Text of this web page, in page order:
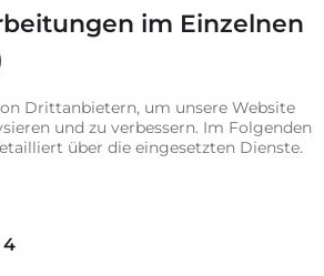
im Einzelnen
Drittanbietern, um unsere Website
und zu verbessern. Im Folgenden
über die eingesetzten Dienste.
4